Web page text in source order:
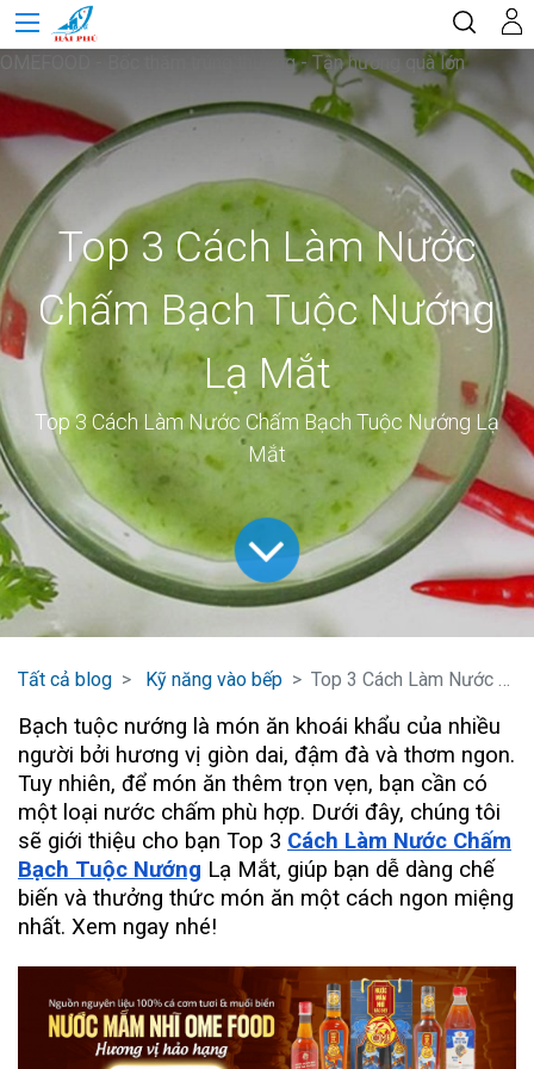
OMEFOOD - Bốc thăm trúng thưởng - Tận hưởng quà lớn
Top 3 Cách Làm Nước
Chấm Bạch Tuộc Nướng
Lạ Mắt
Top 3 Cách Làm Nước Chấm Bạch Tuộc Nướng Lạ
Mắt
Tất cả blog Kỹ năng vào bếp Top 3 Cách Làm Nước Chấm Bạch Tuộc Nướng Lạ Mắt
Bạch tuộc nướng là món ăn khoái khẩu của nhiều
người bởi hương vị giòn dai, đậm đà và thơm ngon.
Tuy nhiên, để món ăn thêm trọn vẹn, bạn cần có
một loại nước chấm phù hợp. Dưới đây, chúng tôi
sẽ giới thiệu cho bạn Top 3 Cách Làm Nước Chấm
Bạch Tuộc Nướng Lạ Mắt, giúp bạn dễ dàng chế
biến và thưởng thức món ăn một cách ngon miệng
nhất. Xem ngay nhé!